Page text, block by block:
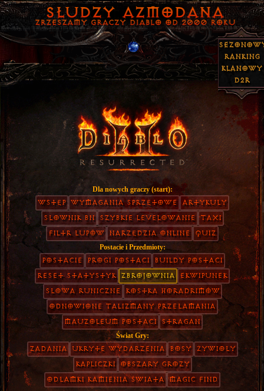
Dla nowych graczy (start):
Wstęp Wymagania Sprzętowe Artykuły
Słownik BN
Szybkie Levelowanie TAXI
Filtr Łupów Narzędzia Online Quiz
Postacie i Przedmioty:
Postacie Progi Postaci
Buildy Postaci
Reset Statystyk Zbrojownia Ekwipunek
Słowa Runiczne
Kostka Horadrimów
Odnowione Talizmany Przełamania
Mauzoleum Postaci Stragan
Świat Gry:
Zadania Ukryte Wydarzenia Bosy
Żywioły
Kapliczki Obszary Grozy
Odłamki Kamienia Świata Magic Find
Ranking
Klanowy
D2R